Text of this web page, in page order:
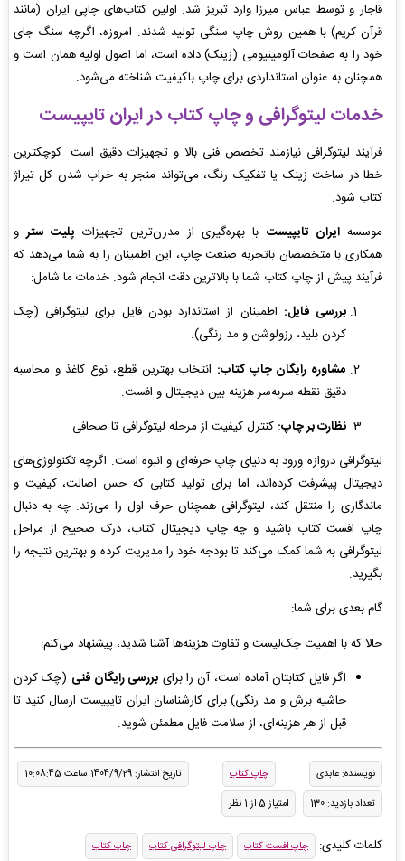
قاجار و توسط عباس میرزا وارد تبریز شد. اولین کتاب‌های چاپی ایران (مانند
قرآن کریم) با همین روش چاپ سنگی تولید شدند. امروزه، اگرچه سنگ جای
خود را به صفحات آلومینیومی (زینک) داده است، اما اصول اولیه همان است و
همچنان به عنوان استانداردی برای چاپ باکیفیت شناخته می‌شود.
خدمات لیتوگرافی و چاپ کتاب در ایران تایپیست
فرآیند لیتوگرافی نیازمند تخصص فنی بالا و تجهیزات دقیق است. کوچکترین
خطا در ساخت زینک یا تفکیک رنگ، می‌تواند منجر به خراب شدن کل تیراژ
کتاب شود.
موسسهایران تایپیست با بهره‌گیری از مدرن‌ترین تجهیزات پلیت سترو
همکاری با متخصصان باتجربه صنعت چاپ، این اطمینان را به شما می‌دهد که
فرآیند پیش از چاپ کتاب شما با بالاترین دقت انجام شود. خدمات ما شامل:
بررسی فایل: اطمینان از استاندارد بودن فایل برای لیتوگرافی (چک
کردن بلید، رزولوشن و مد رنگی).
مشاوره رایگان چاپ کتاب: انتخاب بهترین قطع، نوع کاغذ و محاسبه
دقیق نقطه سر‌به‌سر هزینه بین دیجیتال و افست.
نظارت بر چاپ: کنترل کیفیت از مرحله لیتوگرافی تا صحافی.
لیتوگرافی دروازه ورود به دنیای چاپ حرفه‌ای و انبوه است. اگرچه تکنولوژی‌های
دیجیتال پیشرفت کرده‌اند، اما برای تولید کتابی که حس اصالت، کیفیت و
ماندگاری را منتقل کند، لیتوگرافی همچنان حرف اول را می‌زند. چه به دنبال
چاپ افست کتاب باشید و چه چاپ دیجیتال کتاب، درک صحیح از مراحل
لیتوگرافی به شما کمک می‌کند تا بودجه خود را مدیریت کرده و بهترین نتیجه را
بگیرید.
گام بعدی برای شما:
حالا که با اهمیت چک‌لیست و تفاوت هزینه‌ها آشنا شدید، پیشنهاد می‌کنم:
اگر فایل کتابتان آماده است، آن را برای بررسی رایگان فنی (چک کردن
حاشیه برش و مد رنگی) برای کارشناسان ایران تایپیست ارسال کنید تا
قبل از هر هزینه‌ای، از سلامت فایل مطمئن شوید.
نویسنده: عابدی چاپ کتاب
تاریخ انتشار: 1404/9/29 ساعت 10:08:45
تعداد بازدید: 130
امتیاز 5 از 1 نظر
کلمات کلیدی: چاپ افست کتاب چاپ لیتوگرافی کتاب چاپ کتاب